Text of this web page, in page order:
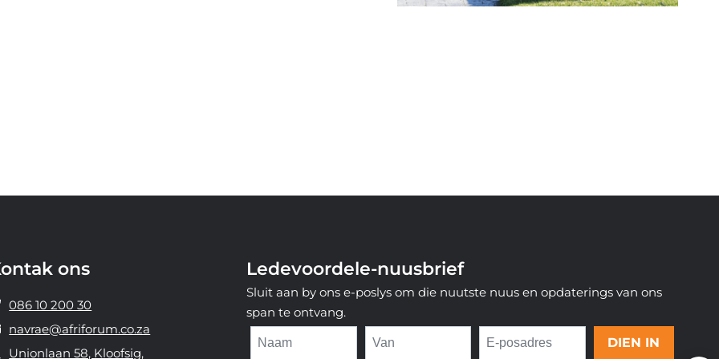
ons
086 10 200 30
navrae@afriforum.co.za
Unionlaan 58, Kloofsig,
Ledevoordele-nuusbrief
Sluit aan by ons e-poslys om die nuutste nuus en opdaterings van ons
span te ontvang.
DIEN IN